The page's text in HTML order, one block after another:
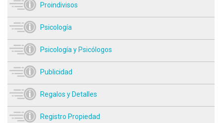
Proindivisos
Psicología
Psicología y Psicólogos
Publicidad
Regalos y Detalles
Registro Propiedad